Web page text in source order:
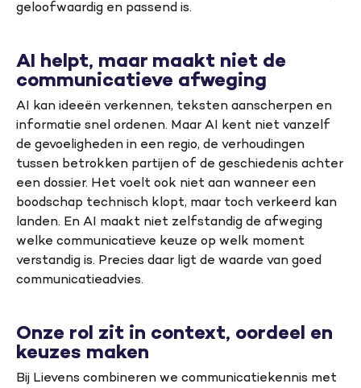
geloofwaardig en passend is.
AI helpt, maar maakt niet de
communicatieve afweging
AI kan ideeën verkennen, teksten aanscherpen en
informatie snel ordenen. Maar AI kent niet vanzelf
de gevoeligheden in een regio, de verhoudingen
tussen betrokken partijen of de geschiedenis achter
een dossier. Het voelt ook niet aan wanneer een
boodschap technisch klopt, maar toch verkeerd kan
landen. En AI maakt niet zelfstandig de afweging
welke communicatieve keuze op welk moment
verstandig is. Precies daar ligt de waarde van goed
communicatieadvies.
Onze rol zit in context, oordeel en
keuzes maken
Bij Lievens combineren we communicatiekennis met